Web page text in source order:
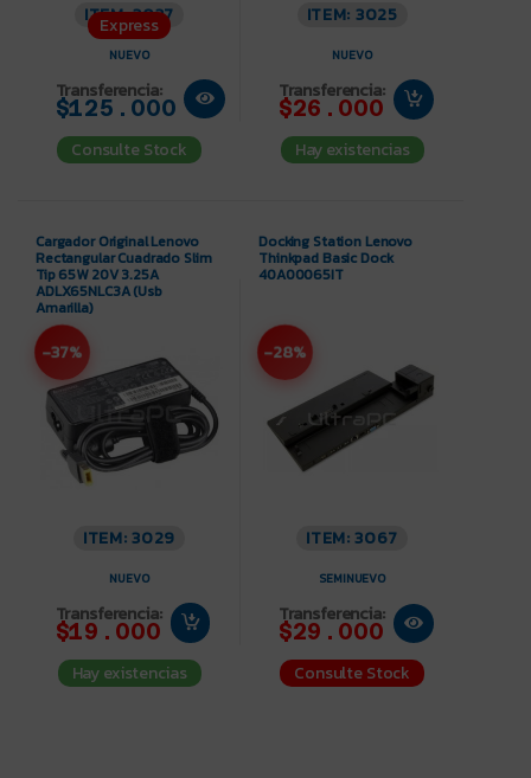
Express
ITEM: 3037
NUEVO
Transferencia:
$125.000
Consulte Stock
ITEM: 3025
NUEVO
Transferencia:
$26.000
Hay existencias
Cargador Original Lenovo
Rectangular Cuadrado Slim
Tip 65W 20V 3.25A
ADLX65NLC3A (Usb
Amarilla)
-37%
ITEM: 3029
NUEVO
Transferencia:
$19.000
Hay existencias
Docking Station Lenovo
Thinkpad Basic Dock
40A00065IT
-28%
ITEM: 3067
SEMINUEVO
Transferencia:
$29.000
Consulte Stock